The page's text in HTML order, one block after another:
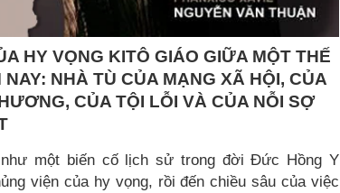
HY VỌNG KITÔ GIÁO GIỮA MỘT THẾ
NHÀ TÙ CỦA MẠNG XÃ HỘI, CỦA
CỦA TỘI LỖI VÀ CỦA NỖI SỢ
một biến cố lịch sử trong đời Đức Hồng Y
viện của hy vọng, rồi đến chiều sâu của việc